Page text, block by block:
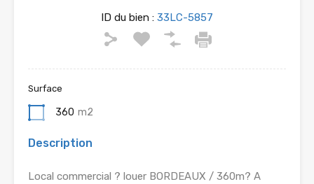
ID du bien : 33LC-5857
Surface
360 m2
Description
Local commercial ? louer BORDEAUX / 360m? A